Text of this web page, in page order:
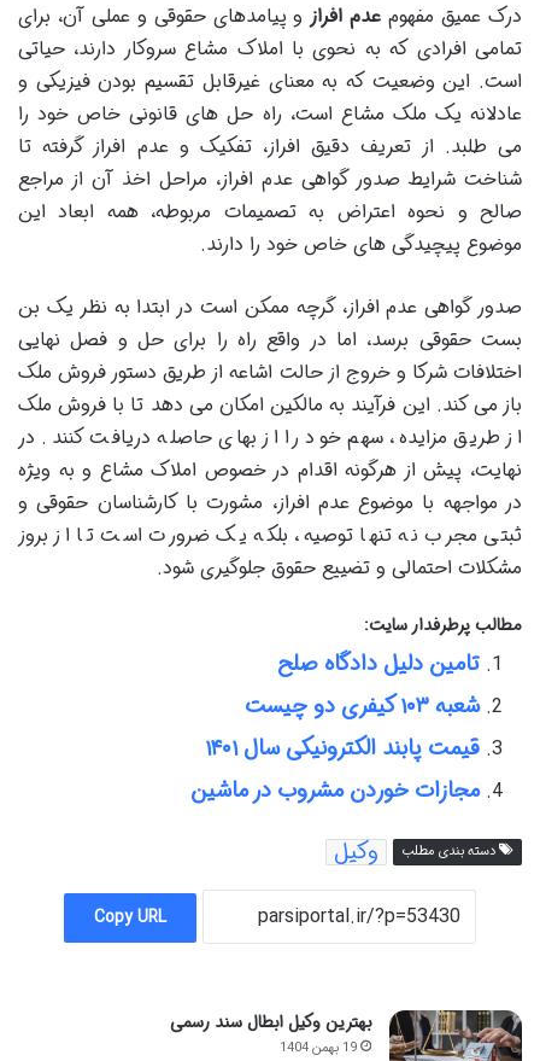
درک عمیق مفهوم عدم افرازو پیامدهای حقوقی و عملی آن، برای
تمامی افرادی که به نحوی با املاک مشاع سروکار دارند، حیاتی
است. این وضعیت که به معنای غیرقابل تقسیم بودن فیزیکی و
عادلانه یک ملک مشاع است، راه حل های قانونی خاص خود را
می طلبد. از تعریف دقیق افراز، تفکیک و عدم افراز گرفته تا
شناخت شرایط صدور گواهی عدم افراز، مراحل اخذ آن از مراجع
صالح و نحوه اعتراض به تصمیمات مربوطه، همه ابعاد این
موضوع پیچیدگی های خاص خود را دارند.
صدور گواهی عدم افراز، گرچه ممکن است در ابتدا به نظر یک بن
بست حقوقی برسد، اما در واقع راه را برای حل و فصل نهایی
اختلافات شرکا و خروج از حالت اشاعه از طریق دستور فروش ملک
باز می کند. این فرآیند به مالکین امکان می دهد تا با فروش ملک
از طریق مزایده، سهم خود را از بهای حاصله دریافت کنند. در
نهایت، پیش از هرگونه اقدام در خصوص املاک مشاع و به ویژه
در مواجهه با موضوع عدم افراز، مشورت با کارشناسان حقوقی و
ثبتی مجرب نه تنها توصیه، بلکه یک ضرورت است تا از بروز
مشکلات احتمالی و تضییع حقوق جلوگیری شود.
مطالب پرطرفدار سایت:
تامین دلیل دادگاه صلح
شعبه ۱۰۳ کیفری دو چیست
قیمت پابند الکترونیکی سال ۱۴۰۱
مجازات خوردن مشروب در ماشین
دسته بندی مطلب وکیل
Copy URL
بهترین وکیل ابطال سند رسمی
19 بهمن 1404